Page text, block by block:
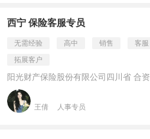
西宁 保险客服专员
无需经验 高中 销售 客服
拓展客户
阳光财产保险股份有限公司四川省 合资
王倩 人事专员